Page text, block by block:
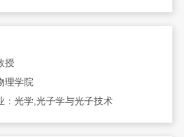
授
理学院
：光学,光子学与光子技术